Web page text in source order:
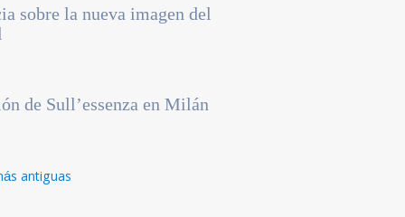
sobre la nueva imagen del
de Sull’essenza en Milán
antiguas